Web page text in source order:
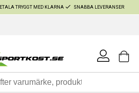
TRYGGT MED KLARNA SNABBA LEVERANSER